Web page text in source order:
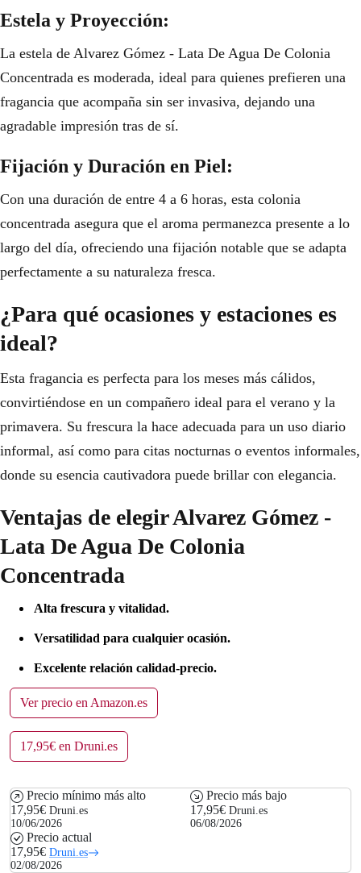
Estela y Proyección:
La estela de Alvarez Gómez - Lata De Agua De Colonia
Concentrada es moderada, ideal para quienes prefieren una
fragancia que acompaña sin ser invasiva, dejando una
agradable impresión tras de sí.
Fijación y Duración en Piel:
Con una duración de entre 4 a 6 horas, esta colonia
concentrada asegura que el aroma permanezca presente a lo
largo del día, ofreciendo una fijación notable que se adapta
perfectamente a su naturaleza fresca.
¿Para qué ocasiones y estaciones es
ideal?
Esta fragancia es perfecta para los meses más cálidos,
convirtiéndose en un compañero ideal para el verano y la
primavera. Su frescura la hace adecuada para un uso diario
informal, así como para citas nocturnas o eventos informales,
donde su esencia cautivadora puede brillar con elegancia.
Ventajas de elegir Alvarez Gómez -
Lata De Agua De Colonia
Concentrada
Alta frescura y vitalidad.
Versatilidad para cualquier ocasión.
Excelente relación calidad-precio.
Ver precio en Amazon.es
17,95€ en Druni.es
Precio mínimo más alto
17,95€ Druni.es
10/06/2026
Precio más bajo
17,95€ Druni.es
06/08/2026
Precio actual
17,95€ Druni.es
02/08/2026